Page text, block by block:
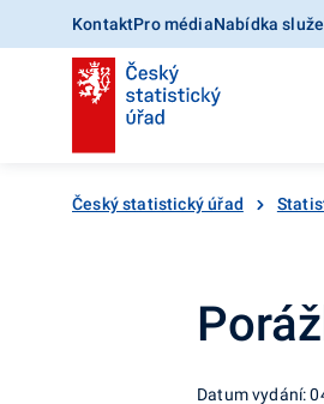
KontaktPro médiaNabídka
Český statistický úřad
Datum vydání: